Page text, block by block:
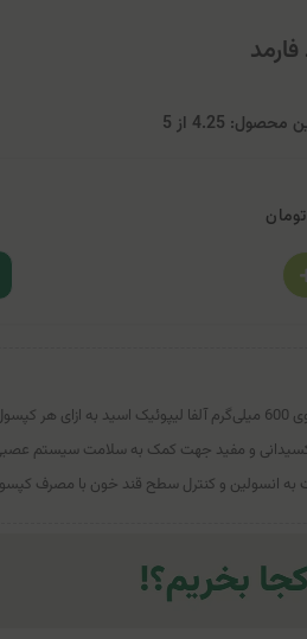
محصول: 4.25 از 5
تومان
و مفید جهت کمک به سلامت سیستم عصبی
انسولین و کنترل سطح قند خون با مصرف کپسول